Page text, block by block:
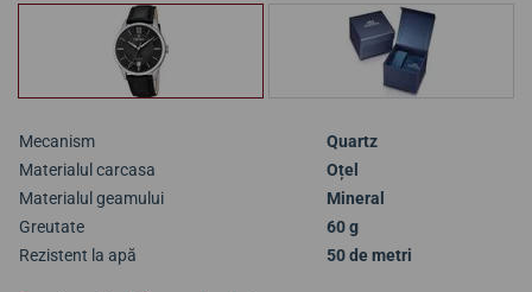
Mecanism
Quartz
Materialul carcasa
Oțel
Materialul geamului
Mineral
Greutate
60 g
Rezistent la apă
50 de metri